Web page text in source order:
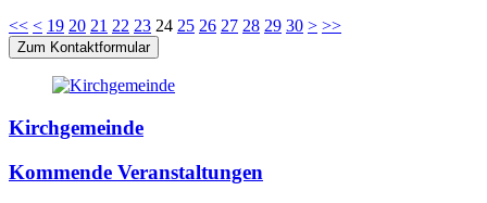
<< < 19 20 21 22 23 24 25 26 27 28 29 30 > >>
Zum Kontaktformular
Kirchgemeinde
Kommende Veranstaltungen